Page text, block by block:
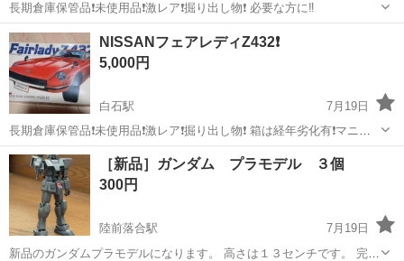
長期倉庫保管品❗未使用品❗激レア❗掘り出し物❗ 必要な方に‼️
宮城 白石市 模型、プラモデル
NISSANフェアレディZ432❗
5,000円
白石駅
7月19日
長期倉庫保管品❗未使用品❗激レア❗掘り出し物❗ 箱は経年劣化有❗マニア
向け❗ 必要な方に‼️
宮城 白石市 白石駅 模型、プラモデル 掘り出し物
［新品］ガンダム プラモデル ３個
300円
陸前落合駅
7月19日
新品のガンダムプラモデルになります。 高さは１３センチです。 完成